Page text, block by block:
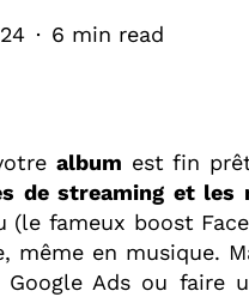
6 min read
album est fin
de streaming et les
(le fameux boost
même en musique.
Ads ou faire